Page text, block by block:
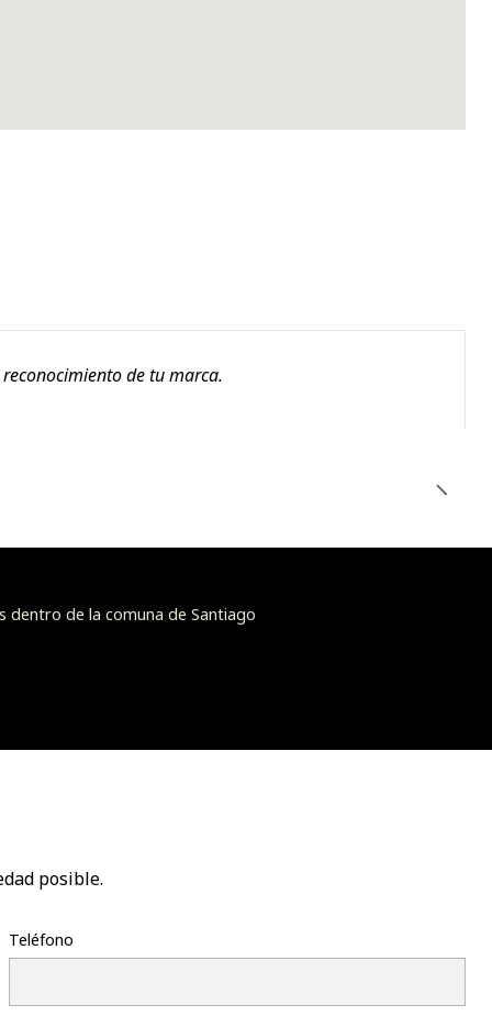
de tu marca.
dentro de la comuna de Santiago
posible.
Teléfono